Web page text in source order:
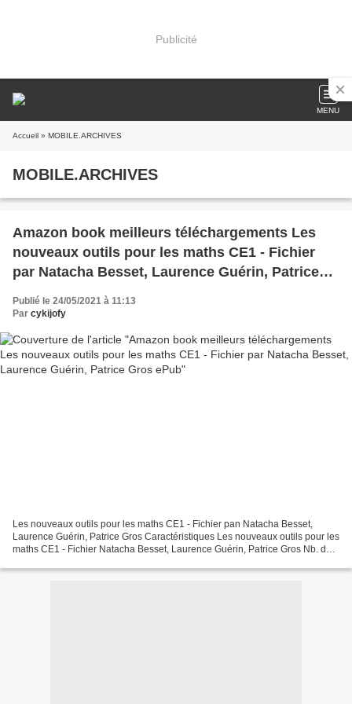
Publicité
MENU
Accueil » MOBILE.ARCHIVES
MOBILE.ARCHIVES
Amazon book meilleurs téléchargements Les
nouveaux outils pour les maths CE1 - Fichier
par Natacha Besset, Laurence Guérin, Patrice
Gros ePub
Publié le 24/05/2021 à 11:13
Par cykijofy
Les nouveaux outils pour les maths CE1 - Fichier pan Natacha Besset,
Laurence Guérin, Patrice Gros Caractéristiques Les nouveaux outils pour les
maths CE1 - Fichier Natacha Besset, Laurence Guérin, Patrice Gros Nb. de